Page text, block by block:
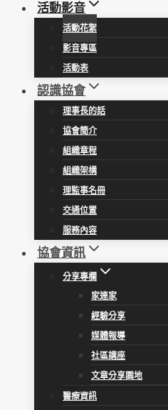
活動影音
活動花絮
影音專區
活動表
認識協會
理事長的話
協會簡介
組織章程
組織架構
理監事名冊
交通位置
服務內容
協會資訊
分享專欄
家連家
經驗分享
媒體報導
社區講座
文章分享園地
醫療資訊